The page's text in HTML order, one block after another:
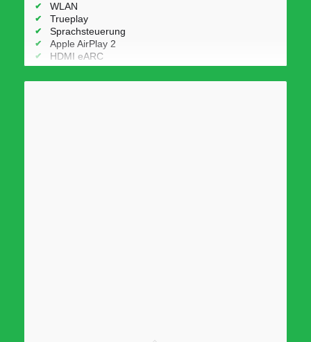
WLAN
Trueplay
Sprachsteuerung
Apple AirPlay 2
HDMI eARC
Sprachverbesserung
Abmessungen: H 68 mm × B 651 mm × T 100 mm